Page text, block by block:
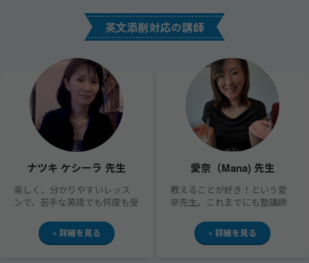
英文添削対応の講師
ナツキ ケシーラ 先生
楽しく、分かりやすいレッス
ンで、苦手な英語でも何度も受
レッスンを提供してください
ます。英語って簡単なのかも、
» 詳細を見る
愛奈（Mana) 先生
教えることが好き！という愛
奈先生。これまでにも塾講師
ドしたレッスンを展開してく
れます。きめ細やかで誠実な対
» 詳細を見る